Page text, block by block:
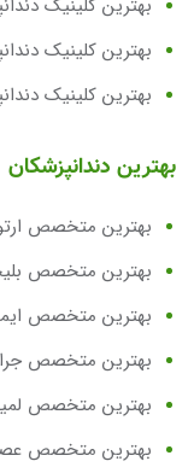
بهترین کلینیک
بهترین کلینیک
بهترین دندانپزشکان
بهترین متخصص
بهترین متخصص
بهترین متخصص
بهترین متخصص
بهترین متخصص
بهترین متخصص